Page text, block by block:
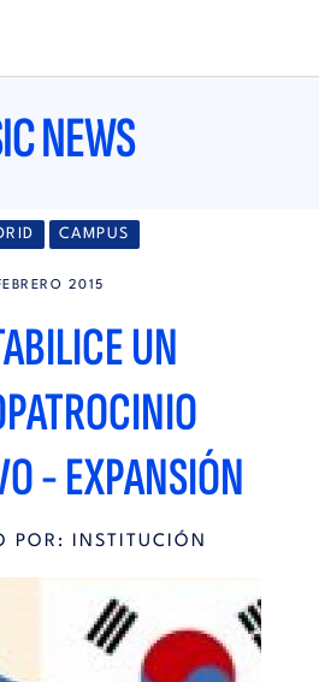
NEWS
CAMPUS
2015
UN
- EXPANSIÓN
POR: INSTITUCIÓN